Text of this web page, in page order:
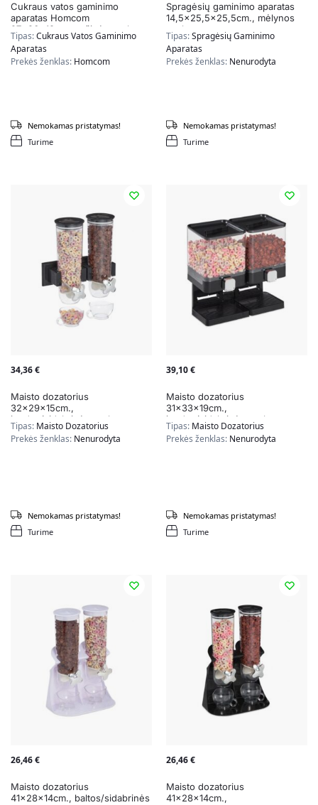
Cukraus vatos gaminimo
aparatas Homcom
27x26x18cm., rožinės spalvos
Tipas:Cukraus Vatos Gaminimo
Aparatas
Prekės ženklas: Homcom
Turime
Nemokamas pristatymas!
Spragėsių gaminimo aparatas
14,5×25,5×25,5cm., mėlynos
spalvos
Tipas:Spragėsių Gaminimo
Aparatas
Prekės ženklas: Nenurodyta
Turime
Nemokamas pristatymas!
34,36€
Maisto dozatorius
32x29x15cm.,
juodos/sidabrinės spalvos
Tipas: Maisto Dozatorius
Prekės ženklas: Nenurodyta
Turime
Nemokamas pristatymas!
39,10€
Maisto dozatorius
31x33x19cm.,
juodos/sidabrinės spalvos
Tipas: Maisto Dozatorius
Prekės ženklas: Nenurodyta
Turime
Nemokamas pristatymas!
26,46€
Maisto dozatorius
41x28x14cm., baltos/sidabrinės
26,46€
Maisto dozatorius
41x28x14cm.,